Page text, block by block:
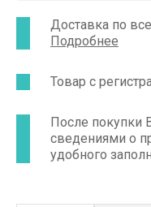
Доставка по
Подробнее
Товар с
После покупки
сведениями о
удобного